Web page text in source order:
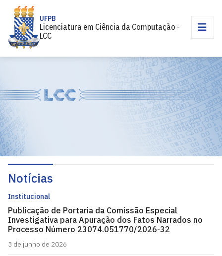
UFPB
Licenciatura em Ciência da Computação -
LCC
Notícias
Institucional
Publicação de Portaria da Comissão Especial
Investigativa para Apuração dos Fatos Narrados no
Processo Número 23074.051770/2026-32
3 de junho de 2026